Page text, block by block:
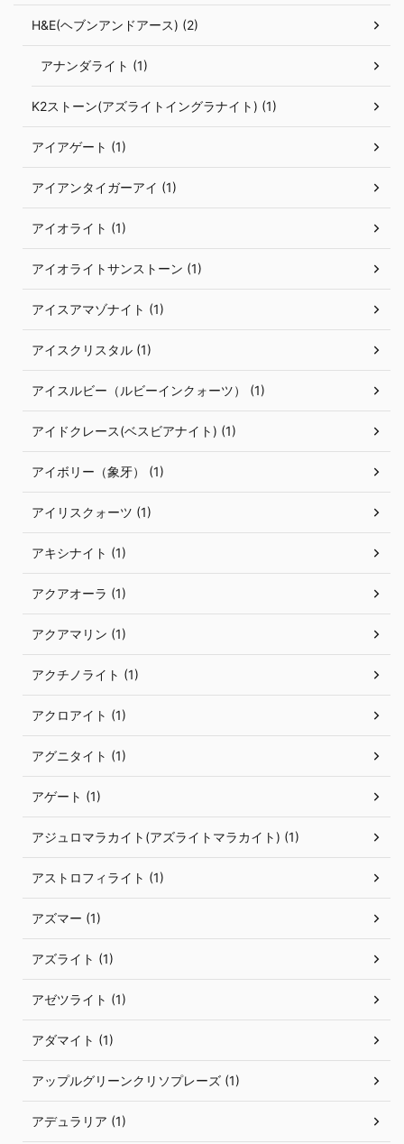
H&E(ヘブンアンドアース) (2)
アナンダライト (1)
K2ストーン(アズライトイングラナイト) (1)
アイアゲート (1)
アイアンタイガーアイ (1)
アイオライト (1)
アイオライトサンストーン (1)
アイスアマゾナイト (1)
アイスクリスタル (1)
アイスルビー（ルビーインクォーツ） (1)
アイドクレース(ベスビアナイト) (1)
アイボリー（象牙） (1)
アイリスクォーツ (1)
アキシナイト (1)
アクアオーラ (1)
アクアマリン (1)
アクチノライト (1)
アクロアイト (1)
アグニタイト (1)
アゲート (1)
アジュロマラカイト(アズライトマラカイト) (1)
アストロフィライト (1)
アズマー (1)
アズライト (1)
アゼツライト (1)
アダマイト (1)
アップルグリーンクリソプレーズ (1)
アデュラリア (1)